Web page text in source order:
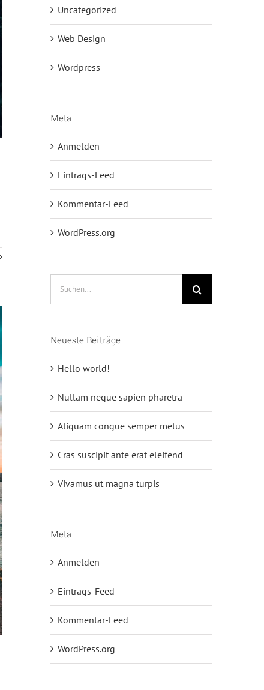
Uncategorized
Web Design
Wordpress
Meta
Anmelden
Eintrags-Feed
Kommentar-Feed
WordPress.org
Neueste Beiträge
Hello world!
Nullam neque sapien pharetra
Aliquam congue semper metus
Cras suscipit ante erat eleifend
Vivamus ut magna turpis
Meta
Anmelden
Eintrags-Feed
Kommentar-Feed
WordPress.org